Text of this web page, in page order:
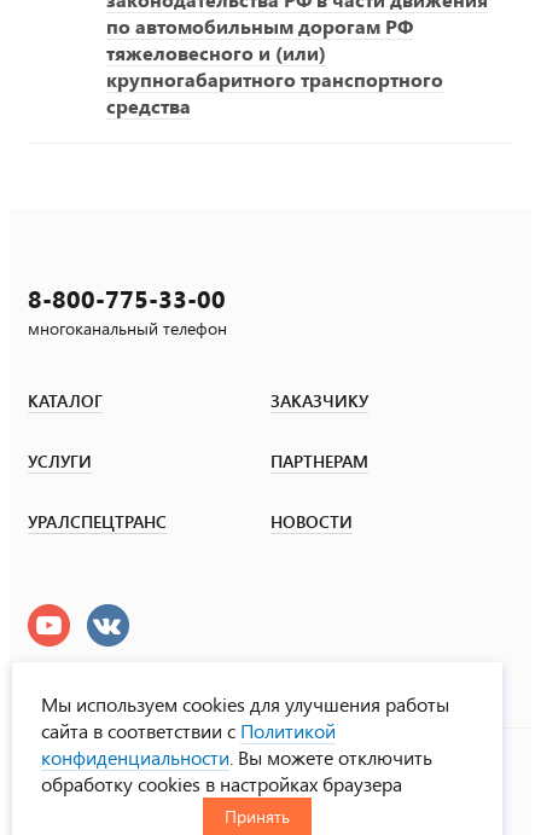
по автомобильным дорогам РФ
тяжеловесного и (или)
крупногабаритного транспортного
средства
8-800-775-33-00
многоканальный телефон
КАТАЛОГ ЗАКАЗЧИКУ
УСЛУГИ ПАРТНЕРАМ
УРАЛСПЕЦТРАНС НОВОСТИ
УралСпецТранс
© ООО «Урал СТ», 2000-2026
Политика конфиденциальности
Мы используем cookies для улучшения работы
сайта в соответствии с Политикой
конфиденциальности . Вы можете отключить
обработку cookies в настройках браузера
Принять